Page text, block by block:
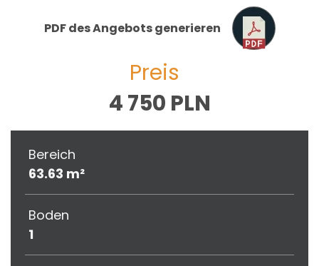
PDF des Angebots generieren
Preis
4 750 PLN
Bereich
63.63 m²
Boden
1